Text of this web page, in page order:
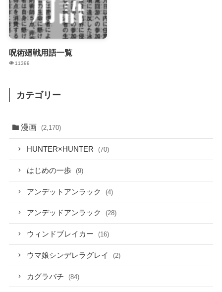
呪術廻戦用語一覧
11399
カテゴリー
漫画 (2,170)
HUNTER×HUNTER (70)
はじめの一歩 (9)
アンデットアンラック (4)
アンデッドアンラック (28)
ウィンドブレイカー (16)
ウマ娘シンデレラグレイ (2)
カグラバチ (84)